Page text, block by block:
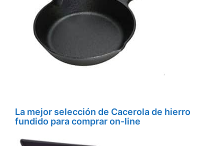
La mejor selección de Cacerola de hierro
fundido para comprar on-line